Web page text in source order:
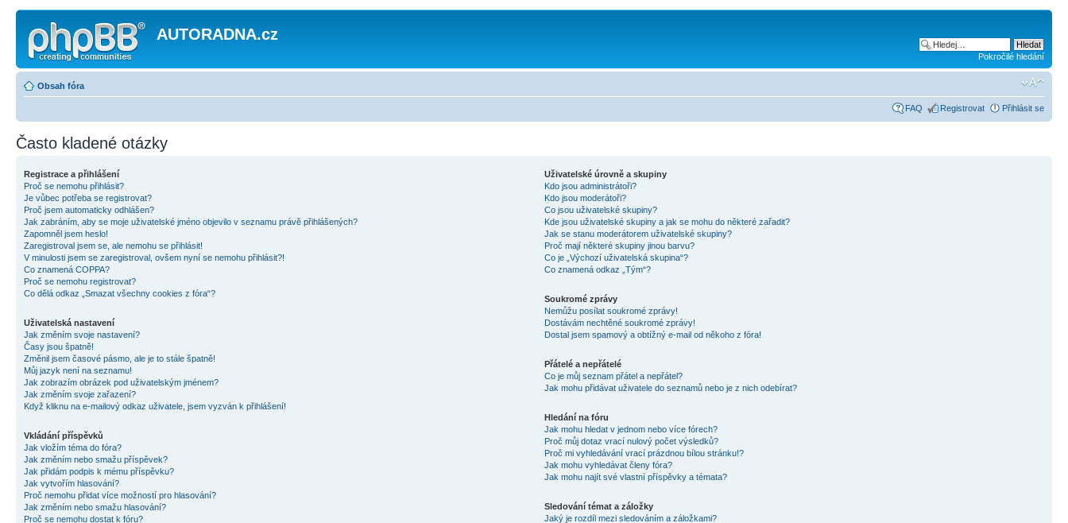
AUTORADNA.cz
Pokročilé hledání
Obsah fóra
FAQ Registrovat Přihlásit se
Často kladené otázky
Registrace a přihlášení
Proč se nemohu přihlásit?
Je vůbec potřeba se registrovat?
Proč jsem automaticky odhlášen?
Jak zabráním, aby se moje uživatelské jméno objevilo v seznamu právě přihlášených?
Zapomněl jsem heslo!
Zaregistroval jsem se, ale nemohu se přihlásit!
V minulosti jsem se zaregistroval, ovšem nyní se nemohu přihlásit?!
Co znamená COPPA?
Proč se nemohu registrovat?
Co dělá odkaz „Smazat všechny cookies z fóra“?
Uživatelská nastavení
Jak změním svoje nastavení?
Časy jsou špatně!
Změnil jsem časové pásmo, ale je to stále špatně!
Můj jazyk není na seznamu!
Jak zobrazím obrázek pod uživatelským jménem?
Jak změním svoje zařazení?
Když kliknu na e-mailový odkaz uživatele, jsem vyzván k přihlášení!
Vkládání příspěvků
Jak vložím téma do fóra?
Jak změním nebo smažu příspěvek?
Jak přidám podpis k mému příspěvku?
Jak vytvořím hlasování?
Proč nemohu přidat více možností pro hlasování?
Jak změním nebo smažu hlasování?
Proč se nemohu dostat k fóru?
Uživatelské úrovně a skupiny
Kdo jsou administrátoři?
Kdo jsou moderátoři?
Co jsou uživatelské skupiny?
Kde jsou uživatelské skupiny a jak se mohu do některé zařadit?
Jak se stanu moderátorem uživatelské skupiny?
Proč mají některé skupiny jinou barvu?
Co je „Výchozí uživatelská skupina“?
Co znamená odkaz „Tým“?
Soukromé zprávy
Nemůžu posílat soukromé zprávy!
Dostávám nechtěné soukromé zprávy!
Dostal jsem spamový a obtížný e-mail od někoho z fóra!
Přátelé a nepřátelé
Co je můj seznam přátel a nepřátel?
Jak mohu přidávat uživatele do seznamů nebo je z nich odebírat?
Hledání na fóru
Jak mohu hledat v jednom nebo více fórech?
Proč můj dotaz vrací nulový počet výsledků?
Proč mi vyhledávání vrací prázdnou bílou stránku!?
Jak mohu vyhledávat členy fóra?
Jak mohu najít své vlastní příspěvky a témata?
Sledování témat a záložky
Jaký je rozdíl mezi sledováním a záložkami?